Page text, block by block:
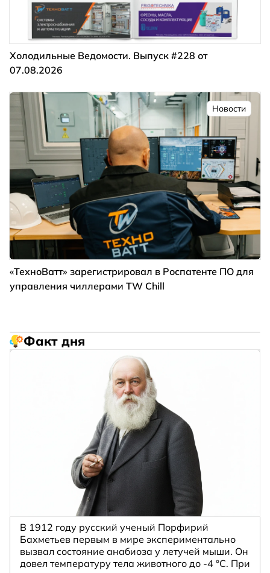
Холодильные Ведомости. Выпуск #228 от
07.08.2026
Новости
«ТехноВатт» зарегистрировал в Роспатенте ПО для
управления чиллерами TW Chill
Факт дня
В 1912 году русский ученый Порфирий
Бахметьев первым в мире экспериментально
вызвал состояние анабиоза у летучей мыши. Он
довел температуру тела животного до -4 °C. При